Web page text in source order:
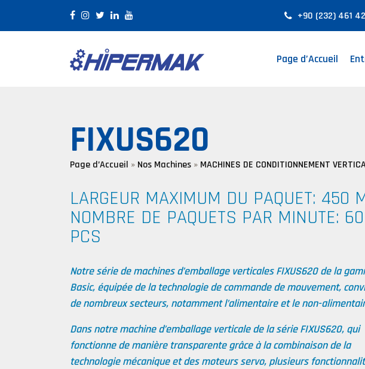
+90 (232) 461
Page d’Accueil
FIXUS620
Page d’Accueil » Nos Machines » MACHINES DE CONDITIONNEMENT
LARGEUR MAXIMUM DU PAQUET: 450
NOMBRE DE PAQUETS PAR MINUTE: 60
PCS
Notre série de machines d’emballage verticales FIXUS620 de la
Basic, équipée de la technologie de commande de mouvement,
de nombreux secteurs, notamment l’alimentaire et le non-
Dans notre machine d’emballage verticale de la série FIXUS620, qui
fonctionne de manière transparente grâce à la combinaison de la
technologie mécanique et des moteurs servo, plusieurs